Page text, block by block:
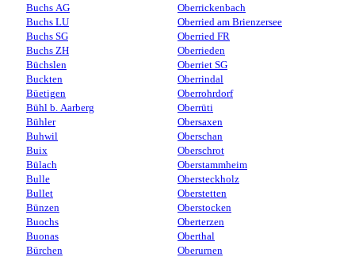
Buchs AG
Buchs LU
Buchs SG
Buchs ZH
Büchslen
Buckten
Büetigen
Bühl b. Aarberg
Bühler
Buhwil
Buix
Bülach
Bulle
Bullet
Bünzen
Buochs
Buonas
Bürchen
Oberrickenbach
Oberried am Brienzersee
Oberried FR
Oberrieden
Oberriet SG
Oberrindal
Oberrohrdorf
Oberrüti
Obersaxen
Oberschan
Oberschrot
Oberstammheim
Obersteckholz
Oberstetten
Oberstocken
Oberterzen
Oberthal
Oberurnen